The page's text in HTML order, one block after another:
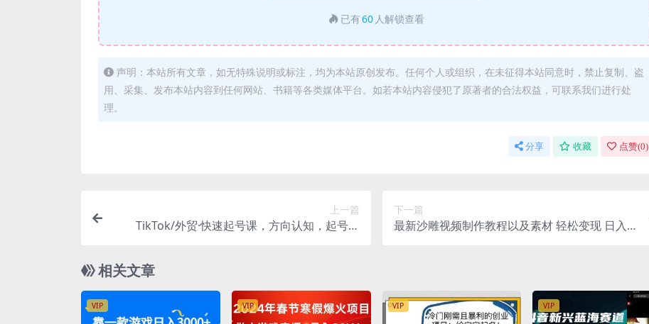
已有60 人解锁查看
声明：本站所有文章，如无特殊说明或标注，均为本站原创发布。任何个人或组织，在未征得本站同意时，禁止复制、盗
用、采集、发布本站内容到任何网站、书籍等各类媒体平台。如若本站内容侵犯了原著者的合法权益，可联系我们进行处
理。
分享 收藏 点赞(0)
上一篇
TikTok/外贸·快速起号课，方向认知，起号宝
下一篇
最新沙雕视频制作教程以及素材 轻松变现 日入5
相关文章
VIP VIP VIP VIP